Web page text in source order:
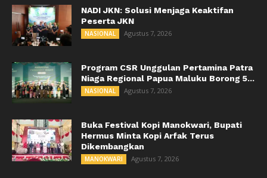
NADI JKN: Solusi Menjaga Keaktifan
Peserta JKN
NASIONAL Agustus 7, 2026
Program CSR Unggulan Pertamina Patra
Niaga Regional Papua Maluku Borong 5...
NASIONAL Agustus 7, 2026
Buka Festival Kopi Manokwari, Bupati
Hermus Minta Kopi Arfak Terus
Dikembangkan
MANOKWARI Agustus 7, 2026